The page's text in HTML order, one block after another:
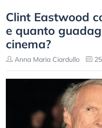
Clint Eastwood
e quanto
cinema?
Anna Maria Ciardullo